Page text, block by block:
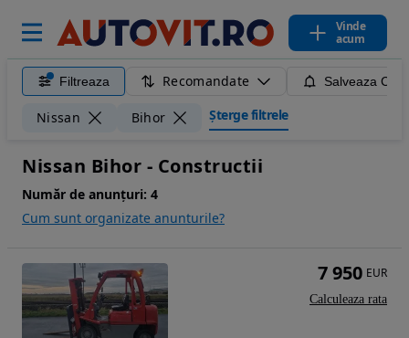
Vinde
acum
Filtreaza Recomandate Salveaza
Nissan Bihor Șterge filtrele
Nissan Bihor - Constructii
Număr de anunțuri: 4
Cum sunt organizate anunturile?
7 950 EUR
Calculeaza rata